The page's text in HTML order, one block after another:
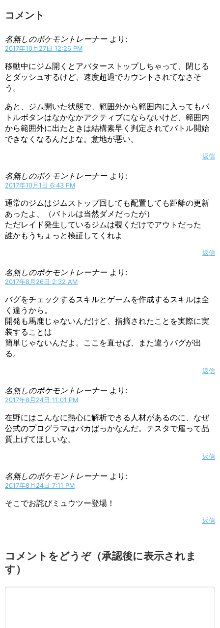
コメント
名無しのポケモントレーナー より:
2017年10月27日 12:26 PM
移動中にジム開くとアバターストップしちゃって、閉じる
とダッシュするけど、速度超過でカウントされてなさそ
う。
あと、ジム開いた状態で、範囲外から範囲内に入ってもバ
トルボタンはなかなかアクティブにならないけど、範囲内
から範囲外に出たときは結構素早く判定されてバトル開始
できなくなるんだよな。意地が悪い。
返信
名無しのポケモントレーナー より:
2017年10月1日 6:43 PM
通常のジムはジムストップ回しても配置しても距離の更新
あったよ、（バトルは当然ダメだったが）
ただレイド発生しているジムは覗くだけでアウトだった
誰かもうちょっと検証してくれよ
返信
名無しのポケモントレーナー より:
2017年8月26日 2:32 AM
バグをチェックするスキルとゲームを作成するスキルは全
く違うから。
開発も馬鹿じゃないんだけど、指摘されたことを実際に実
装することは
簡単じゃないんだよ。ここを直せば、また違うバグが出
る。
返信
名無しのポケモントレーナー より:
2017年8月24日 11:01 PM
在野にはこんなに熱心に解析できる人材があるのに、なぜ
公式のプログラマはバカばっかなんだ。テスタで雇って品
質上げてほしいな。
返信
名無しのポケモントレーナー より:
2017年8月24日 7:11 PM
そこでお詫びミュウツー登場！
返信
コメントをどうぞ（承認後に表示されま
す）